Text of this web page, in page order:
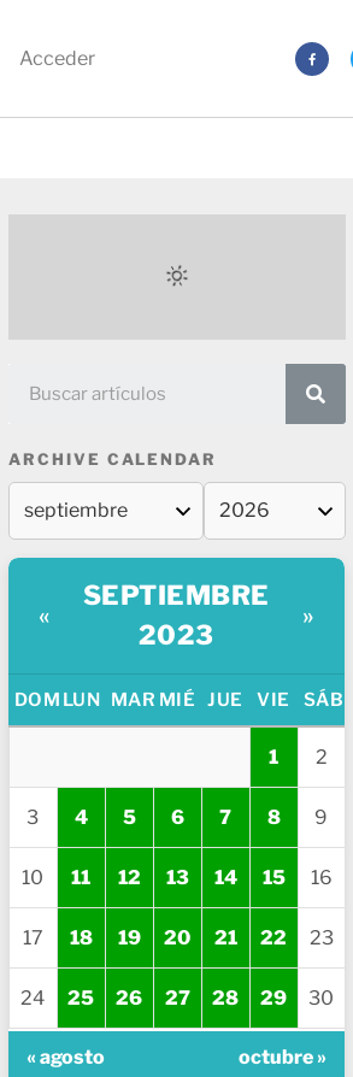
Acceder
ARCHIVE CALENDAR
«
SEPTIEMBRE
2023
»
DOM LUN MAR MIÉ JUE VIE SÁB
1 2
3 4 5 6 7 8 9
10 11 12 13 14 15 16
17 18 19 20 21 22 23
24 25 26 27 28 29 30
« agosto octubre »